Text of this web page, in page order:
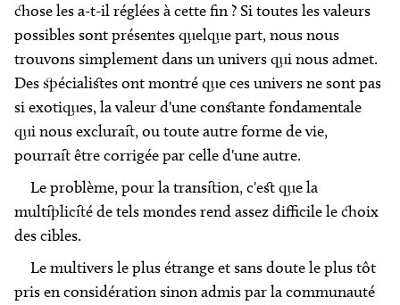
chose les a-t-il réglées à cette fin ? Si toutes les valeurs
possibles sont présentes quelque part, nous nous
trouvons simplement dans un univers qui nous admet.
Des spécialistes ont montré que ces univers ne sont pas
si exotiques, la valeur d'une constante fondamentale
qui nous exclurait, ou toute autre forme de vie,
pourrait être corrigée par celle d'une autre.
Le problème, pour la transition, c'est que la
multiplicité de tels mondes rend assez difficile le choix
des cibles.
Le multivers le plus étrange et sans doute le plus tôt
pris en considération sinon admis par la communauté